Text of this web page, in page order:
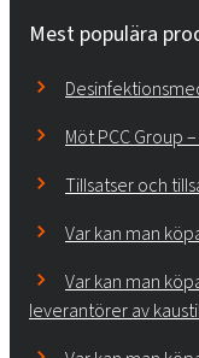
Mest populära
Möt PCC Group
Tillsatser och
Var kan man
Var kan man
leverantörer av